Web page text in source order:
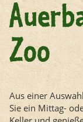
Zoo
Aus einer
Sie ein Mittag-